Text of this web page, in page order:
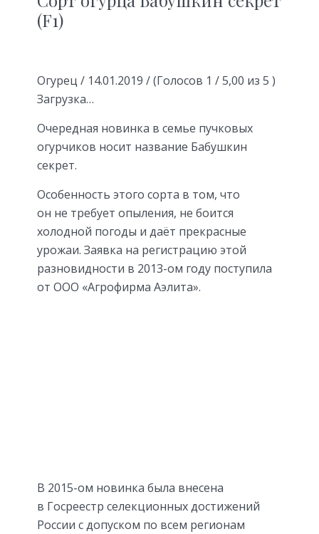
(F1)
Огурец / 14.01.2019 / (Голосов 1 / 5,00 из 5 )
Загрузка…
Очередная новинка в семье пучковых
огурчиков носит название Бабушкин
секрет.
Особенность этого сорта в том, что
он не требует опыления, не боится
холодной погоды и даёт прекрасные
урожаи. Заявка на регистрацию этой
разновидности в 2013-ом году поступила
от ООО «Агрофирма Аэлита».
В 2015-ом новинка была внесена
в Госреестр селекционных достижений
России с допуском по всем регионам